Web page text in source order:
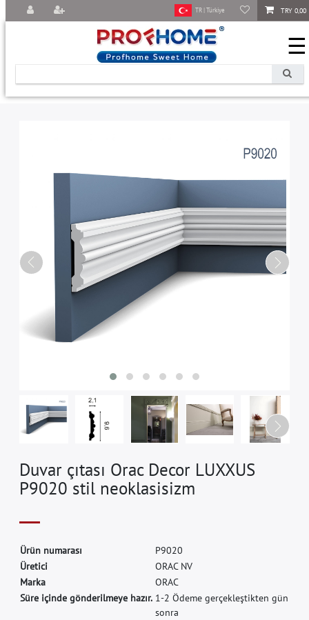
TRY 0,00
TR | Türkiye
☰
Duvar çıtası Orac Decor LUXXUS
P9020 stil neoklasisizm
Ürün numarası P9020
Üretici ORAC NV
Marka ORAC
Süre içinde gönderilmeye hazır. 1-2 Ödeme gerçekleştikten gün
sonra